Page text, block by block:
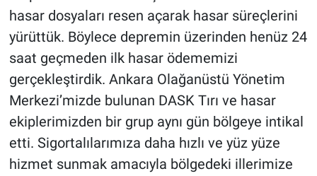
hasar dosyaları resen açarak hasar süreçlerini
yürüttük. Böylece depremin üzerinden henüz 24
saat geçmeden ilk hasar ödememizi
gerçekleştirdik. Ankara Olağanüstü Yönetim
Merkezi’mizde bulunan DASK Tırı ve hasar
ekiplerimizden bir grup aynı gün bölgeye intikal
etti. Sigortalılarımıza daha hızlı ve yüz yüze
hizmet sunmak amacıyla bölgedeki illerimize